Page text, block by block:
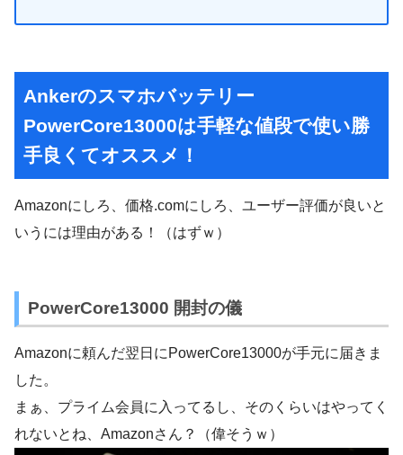
Ankerのスマホバッテリー
PowerCore13000は手軽な値段で使い勝
手良くてオススメ！
Amazonにしろ、価格.comにしろ、ユーザー評価が良いと
いうには理由がある！（はずｗ）
PowerCore13000 開封の儀
Amazonに頼んだ翌日にPowerCore13000が手元に届きま
した。
まぁ、プライム会員に入ってるし、そのくらいはやってく
れないとね、Amazonさん？（偉そうｗ）